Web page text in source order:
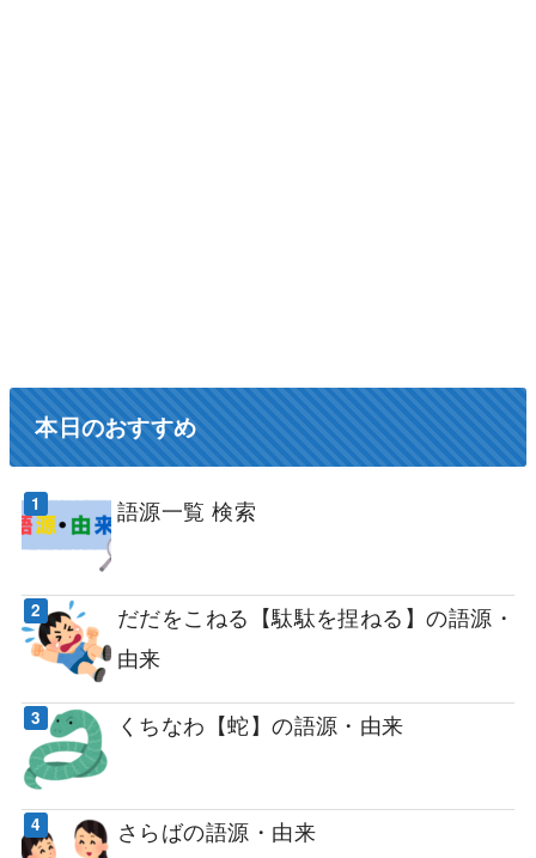
本日のおすすめ
語源一覧 検索
だだをこねる【駄駄を捏ねる】の語源・
由来
くちなわ【蛇】の語源・由来
さらばの語源・由来